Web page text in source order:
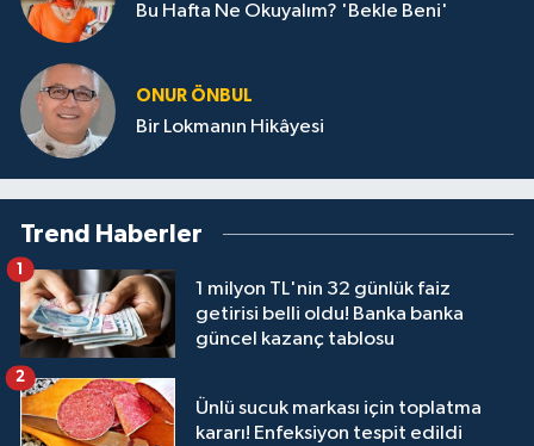
Bu Hafta Ne Okuyalım? 'Bekle Beni'
ONUR ÖNBUL
Bir Lokmanın Hikâyesi
Trend Haberler
1 milyon TL'nin 32 günlük faiz
getirisi belli oldu! Banka banka
güncel kazanç tablosu
1
Ünlü sucuk markası için toplatma
kararı! Enfeksiyon tespit edildi
2